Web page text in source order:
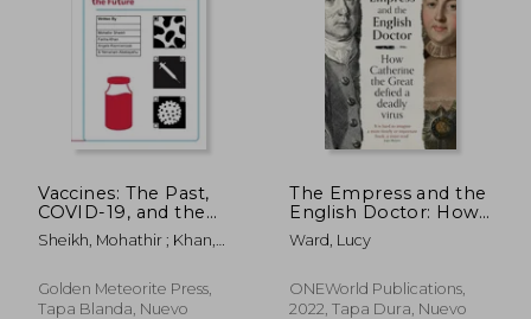
Vaccines: The Past,
COVID-19, and the
Future (en Inglés)
Sheikh, Mohathir ; Khan,
Angela
Golden Meteorite Press,
Tapa Blanda, Nuevo
The Empress and the
English Doctor: How
Catherine the Great
Defied a Deadly Virus
Ward, Lucy
ONEWorld Publications,
2022, Tapa Dura, Nuevo